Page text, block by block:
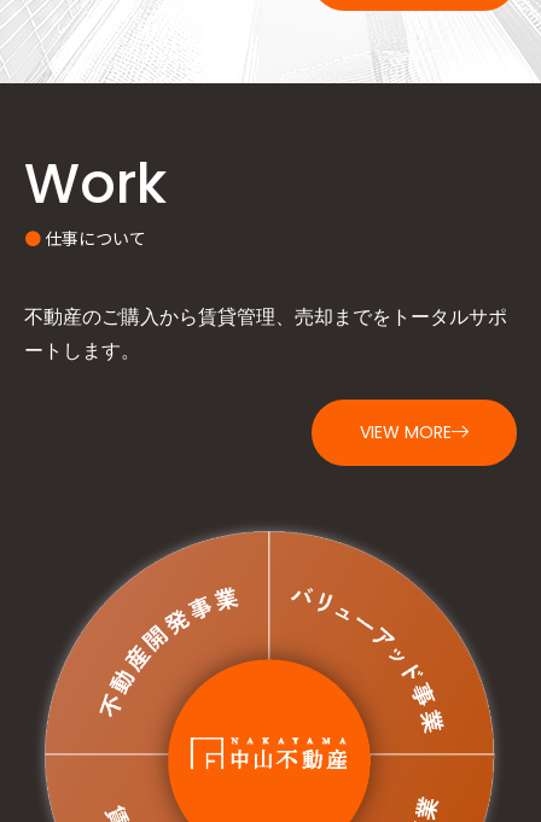
Work
● 仕事について
不動産のご購入から賃貸管理、売却までをトータルサポ
ートします。
VIEW MORE